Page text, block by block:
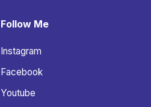
Follow Me
Instagram
Facebook
Youtube